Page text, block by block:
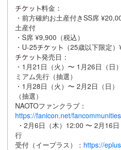
料金：
・前方確約お土産付きSS席
土産付
・S席 ¥9,900（税込）
・U-25
（25歳以下限定
発売日：
・1月21日（火）〜 1月26日（日
ミアム先行（抽選）
・1月28日（火）〜 2月2日（日
（抽選）
NAOTOファンクラブ：
https://fanicon.net/
・2月6日（木）12:00 〜 2月16
行
受付（イープラス）： https://